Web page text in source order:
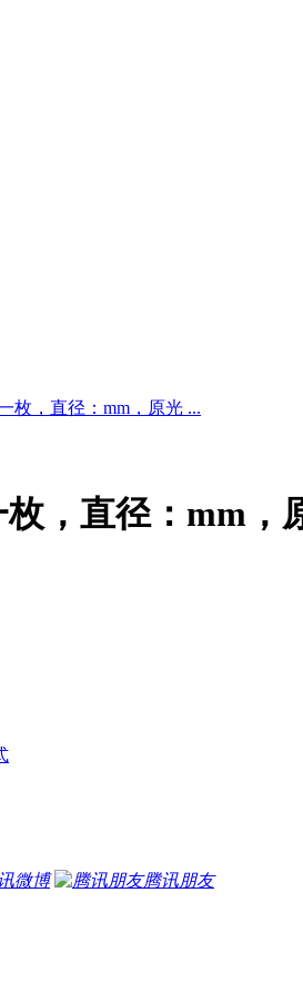
枚，直径：mm，原光 ...
，直径：mm，
微博
腾讯朋友